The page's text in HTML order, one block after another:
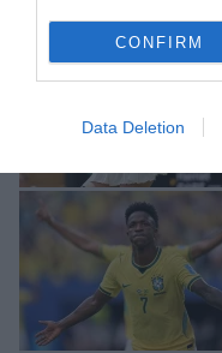
CONFIRM
Data Deletion